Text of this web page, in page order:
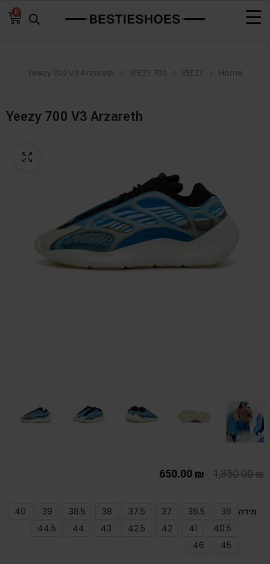
0
Home
YEEZY
YEEZY 700
Yeezy 700 V3 Arzareth
Yeezy 700 V3 Arzareth
1,350.00₪
650.00 ₪
מידה 36
36.5
37
37.5
38
38.5
39
40
40.5
41
42
42.5
43
44
44.5
45
46